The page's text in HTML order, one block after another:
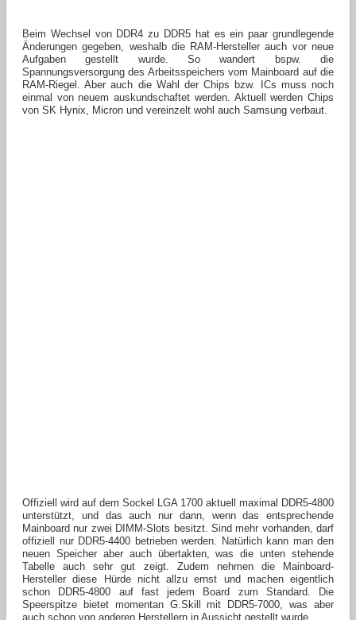
Beim Wechsel von DDR4 zu DDR5 hat es ein paar grundlegende
Änderungen gegeben, weshalb die RAM-Hersteller auch vor neue
Aufgaben gestellt wurde. So wandert bspw. die
Spannungsversorgung des Arbeitsspeichers vom Mainboard auf die
RAM-Riegel. Aber auch die Wahl der Chips bzw. ICs muss noch
einmal von neuem auskundschaftet werden. Aktuell werden Chips
von SK Hynix, Micron und vereinzelt wohl auch Samsung verbaut.
Offiziell wird auf dem Sockel LGA 1700 aktuell maximal DDR5-4800
unterstützt, und das auch nur dann, wenn das entsprechende
Mainboard nur zwei DIMM-Slots besitzt. Sind mehr vorhanden, darf
offiziell nur DDR5-4400 betrieben werden. Natürlich kann man den
neuen Speicher aber auch übertakten, was die unten stehende
Tabelle auch sehr gut zeigt. Zudem nehmen die Mainboard-
Hersteller diese Hürde nicht allzu ernst und machen eigentlich
schon DDR5-4800 auf fast jedem Board zum Standard. Die
Speerspitze bietet momentan G.Skill mit DDR5-7000, was aber
auch schon von anderen Herstellern in Aussicht gestellt wurde.